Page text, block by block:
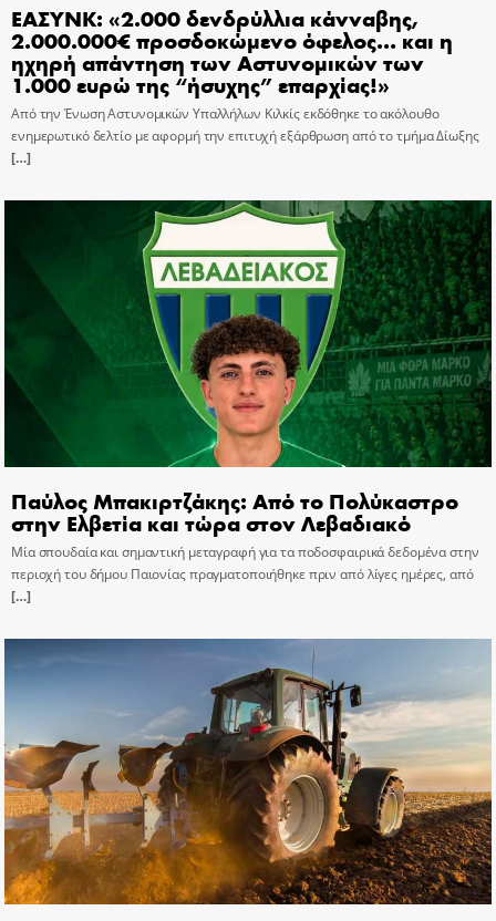
ΕΑΣΥΝΚ: «2.000 δενδρύλλια κάνναβης,
2.000.000€ προσδοκώμενο όφελος… και η
ηχηρή απάντηση των Αστυνομικών των
1.000 ευρώ της “ήσυχης” επαρχίας!»
Από την Ένωση Αστυνομικών Υπαλλήλων Κιλκίς εκδόθηκε το ακόλουθο
ενημερωτικό δελτίο με αφορμή την επιτυχή εξάρθρωση από το τμήμα Δίωξης
[…]
Παύλος Μπακιρτζάκης: Από το Πολύκαστρο
στην Ελβετία και τώρα στον Λεβαδιακό
Μία σπουδαία και σημαντική μεταγραφή για τα ποδοσφαιρικά δεδομένα στην
περιοχή του δήμου Παιονίας πραγματοποιήθηκε πριν από λίγες ημέρες, από
[…]